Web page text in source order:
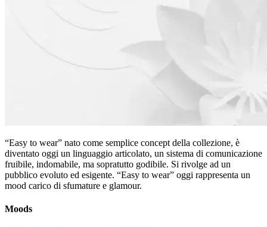
“Easy to wear” nato come semplice concept della collezione, è
diventato oggi un linguaggio articolato, un sistema di comunicazione
fruibile, indomabile, ma sopratutto godibile. Si rivolge ad un
pubblico evoluto ed esigente. “Easy to wear” oggi rappresenta un
mood carico di sfumature e glamour.
Moods